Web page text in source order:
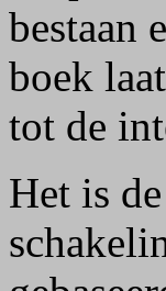
bestaan
boek
tot de
Het is